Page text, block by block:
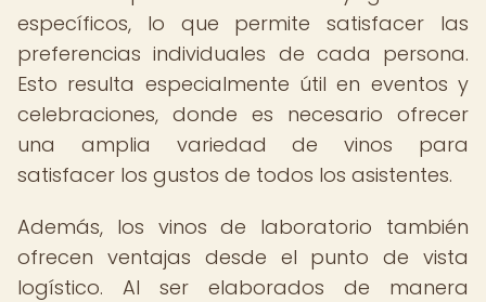
específicos, lo que permite satisfacer las
preferencias individuales de cada persona.
Esto resulta especialmente útil en eventos y
celebraciones, donde es necesario ofrecer
una amplia variedad de vinos para
satisfacer los gustos de todos los asistentes.
Además, los vinos de laboratorio también
ofrecen ventajas desde el punto de vista
logístico. Al ser elaborados de manera